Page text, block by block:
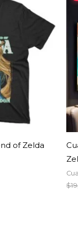
of Zelda
$